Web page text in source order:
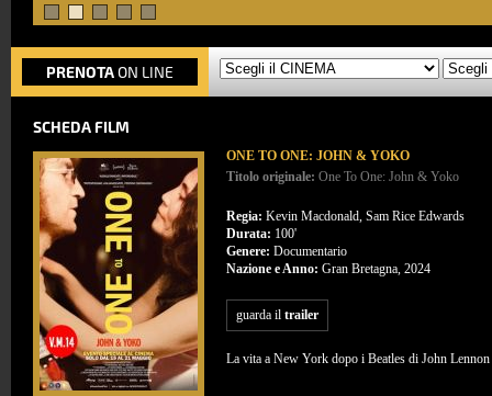
PRENOTAON LINE
SCHEDA FILM
ONE TO ONE: JOHN & YOKO
Titolo originale: One To One: John & Yoko
Regia: Kevin Macdonald, Sam Rice Edwards
Durata: 100'
Genere: Documentario
Nazione e Anno: Gran Bretagna, 2024
guarda il trailer
La vita a New York dopo i Beatles di John